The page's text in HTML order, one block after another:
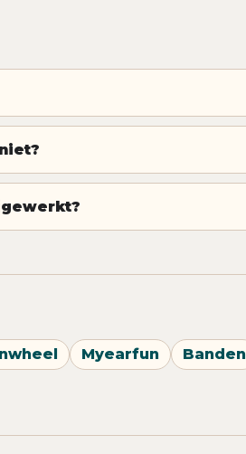
Myearfun Banden